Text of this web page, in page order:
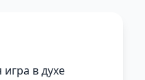
в духе